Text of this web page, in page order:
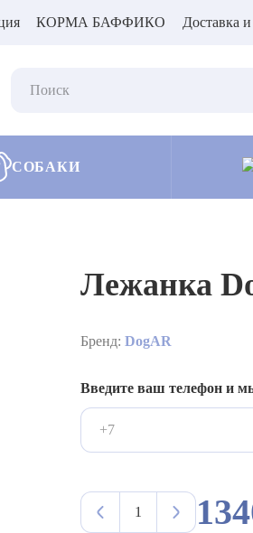
КОРМА БАФФИКО Доставка
СОБАКИ
Лежанка
Бренд: DogAR
Введите ваш телефон и